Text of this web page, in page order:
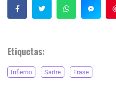
Etiquetas:
Infierno Sartre Frase